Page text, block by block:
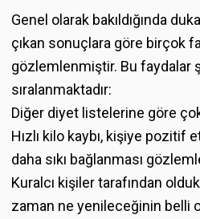
Genel olarak bakıldığında
çıkan sonuçlara göre birçok
gözlemlenmiştir. Bu faydalar
sıralanmaktadır:
Diğer diyet listelerine göre
Hızlı kilo kaybı, kişiye pozitif
daha sıkı bağlanması
Kuralcı kişiler tarafından
zaman ne yenileceğinin belli